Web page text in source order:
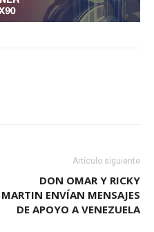
Artículo siguiente
DON OMAR Y RICKY
MARTIN ENVÍAN MENSAJES
DE APOYO A VENEZUELA